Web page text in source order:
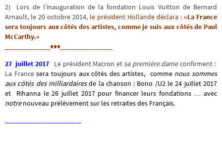
2) Lors de l’inauguration de la fondation Louis Vuitton de Bernard
Arnault, le 20 octobre 2014, le président Hollande déclara : «La France
sera toujours aux côtés des artistes, comme je suis aux côtés de Paul
McCarthy.»
_____________♦♦♦_______________
27 juillet 2017
Le président Macron et sa première dameconfirment :
La Francesera toujours aux côtés des artistes, comme nous sommes
aux côtés des milliardairesde la chanson : Bono /U2 le 24 juillet 2017
et Rihanna le 26 juillet 2017 pour financer leurs fondations … avec
notrenouveau prélèvement sur les retraites des Français.